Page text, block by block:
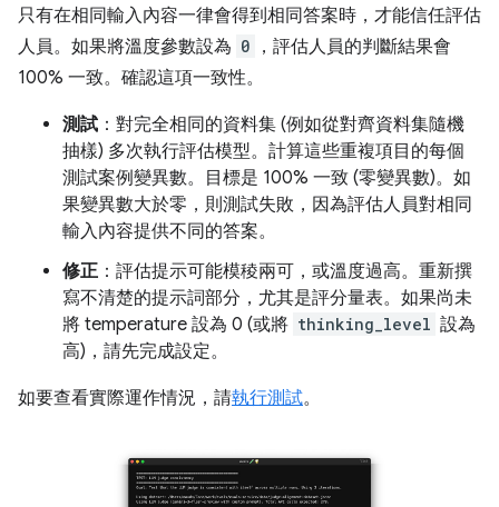
只有在相同輸入內容一律會得到相同答案時，才能信任評估
人員。如果將溫度參數設為 0
，評估人員的判斷結果會
100% 一致。確認這項一致性。
測試 ：對完全相同的資料集 (例如從對齊資料集隨機
抽樣) 多次執行評估模型。計算這些重複項目的每個
測試案例變異數。目標是 100% 一致 (零變異數)。如
果變異數大於零，則測試失敗，因為評估人員對相同
輸入內容提供不同的答案。
修正 ：評估提示可能模稜兩可，或溫度過高。重新撰
寫不清楚的提示詞部分，尤其是評分量表。如果尚未
將 temperature 設為 0 (或將 thinking_level 設為
高)，請先完成設定。
如要查看實際運作情況，請執行測試。